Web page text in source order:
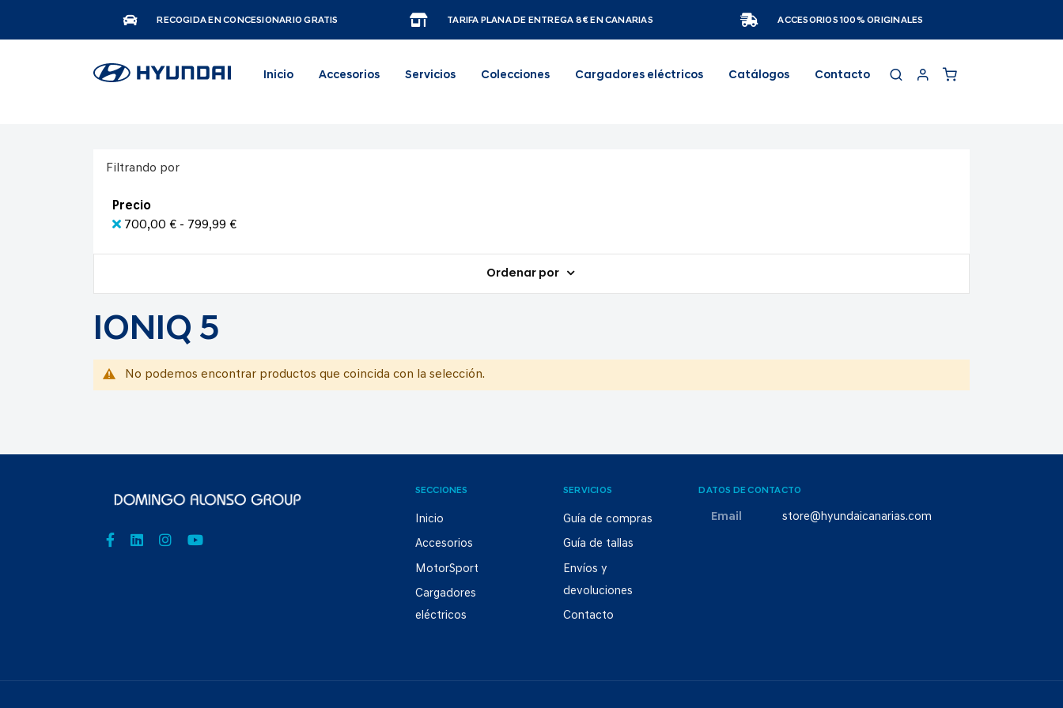
RECOGIDA EN CONCESIONARIO GRATIS TARIFA PLANA DE ENTREGA 8€ EN CANARIAS ACCESORIOS 100% ORIGINALES
Inicio Accesorios Servicios Colecciones Cargadores eléctricos Catálogos Contacto
Filtrando por
Precio
700,00 € - 799,99 €
Ordenar por
IONIQ 5
No podemos encontrar productos que coincida con la selección.
SECCIONES
Inicio
Accesorios
MotorSport
Cargadores
eléctricos
SERVICIOS
Guía de compras
Guía de tallas
Envíos y
devoluciones
Contacto
DATOS DE CONTACTO
Email store@hyundaicanarias.com